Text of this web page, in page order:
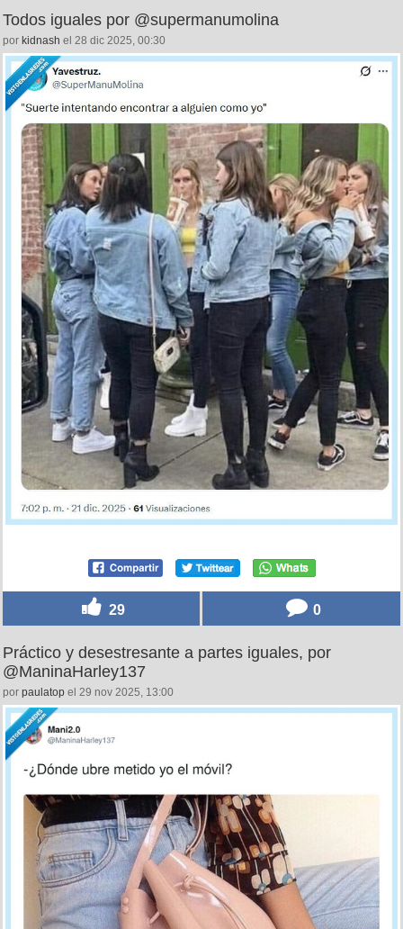
Todos iguales por @supermanumolina
por kidnash el 28 dic 2025, 00:30
29 0
Práctico y desestresante a partes iguales, por
@ManinaHarley137
por paulatop el 29 nov 2025, 13:00